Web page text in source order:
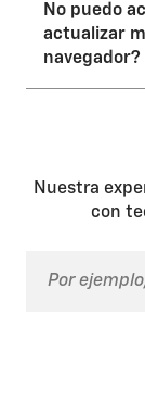
No puedo
actualizar
navegador?
reciente o
Internet
Nuestra
con